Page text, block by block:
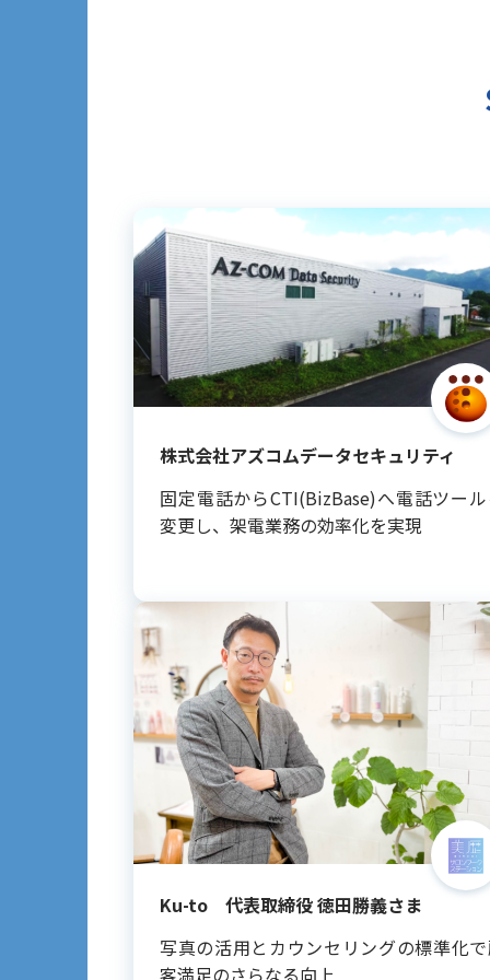
株式会社アズコムデータセキュリティ
固定電話からCTI(BizBase)へ電話ツー
変更し、架電業務の効率化を実現
Ku-to 代表取締役 徳田勝義さま
写真の活用とカウンセリングの標準化